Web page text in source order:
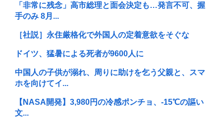
「非常に残念」高市総理と面会決定も…発言不可、握
手のみ 8月...
［社説］永住厳格化で外国人の定着意欲をそぐな
ドイツ、猛暑による死者が9600人に
中国人の子供が溺れ、周りに助けを乞う父親と、スマ
ホを向けてイ...
【NASA開発】3,980円の冷感ポンチョ、-15℃の謳い
文...